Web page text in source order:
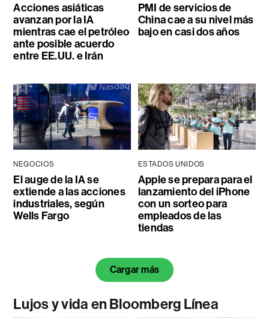
Acciones asiáticas
avanzan por la IA
mientras cae el petróleo
ante posible acuerdo
entre EE.UU. e Irán
PMI de servicios de
China cae a su nivel más
bajo en casi dos años
NEGOCIOS
El auge de la IA se
extiende a las acciones
industriales, según
Wells Fargo
ESTADOS UNIDOS
Apple se prepara para el
lanzamiento del iPhone
con un sorteo para
empleados de las
tiendas
Cargar más
Lujos y vida en Bloomberg Línea